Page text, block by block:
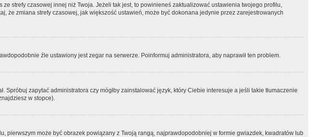
strefy czasowej innej niż Twoja. Jeżeli tak jest, to powinieneś zaktualizować ustawienia twojego profilu,
że zmiana strefy czasowej, jak większość ustawień, może być dokonana jedynie przez zarejestrowanych
źle ustawiony jest zegar na serwerze. Poinformuj administratora, aby naprawił ten problem.
zapytać administratora czy mógłby zainstalować język, który Ciebie interesuje a jeśli takie tłumaczenie
w stopce).
może być obrazek powiązany z Twoją rangą, najprawdopodobniej w formie gwiazdek, kwadratów lub